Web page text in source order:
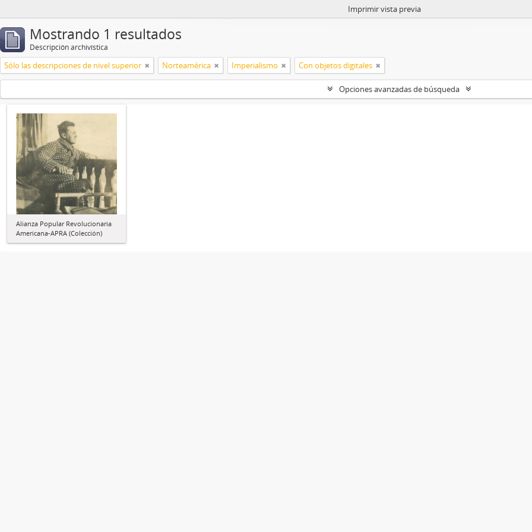
Imprimir vista previa
Mostrando 1 resultados
Descripción archivística
Sólo las descripciones de nivel superior Norteamérica Imperialismo Con objetos digitales
Opciones avanzadas de búsqueda
Alianza Popular Revolucionaria
Americana-APRA (Colección)